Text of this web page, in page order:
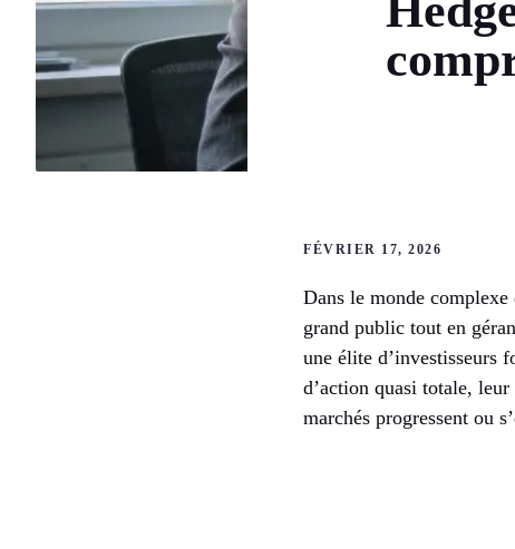
FÉVRIER 17, 2026
Dans le monde complexe
grand public tout en
une élite d’investisseurs
d’action quasi totale,
marchés progressent ou